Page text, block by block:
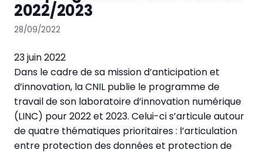
2022/2023
28/09/2022
23 juin 2022
Dans le cadre de sa mission d’anticipation et
d’innovation, la CNIL publie le programme de
travail de son laboratoire d’innovation numérique
(LINC) pour 2022 et 2023. Celui-ci s’articule autour
de quatre thématiques prioritaires : l’articulation
entre protection des données et protection de